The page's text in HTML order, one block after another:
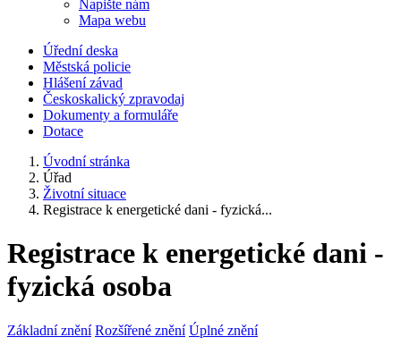
Napište nám
Mapa webu
Úřední deska
Městská policie
Hlášení závad
Českoskalický zpravodaj
Dokumenty a formuláře
Dotace
Úvodní stránka
Úřad
Životní situace
Registrace k energetické dani - fyzická...
Registrace k energetické dani -
fyzická osoba
Základní znění Rozšířené znění Úplné znění